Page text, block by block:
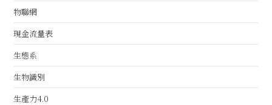
物聯網
現金流量表
生態系
生物識別
生產力4.0